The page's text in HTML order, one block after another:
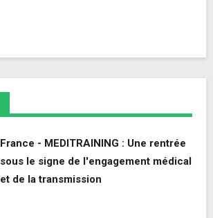
France - MEDITRAINING : Une rentrée
sous le signe de l'engagement médical
et de la transmission